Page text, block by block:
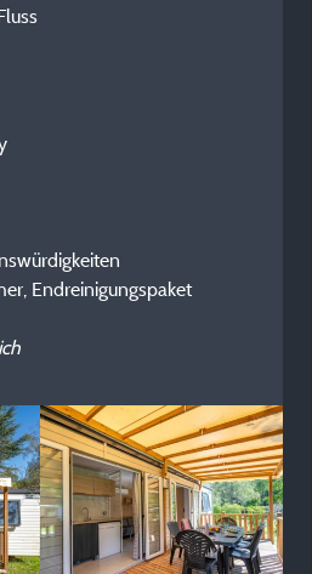
Endreinigungspaket